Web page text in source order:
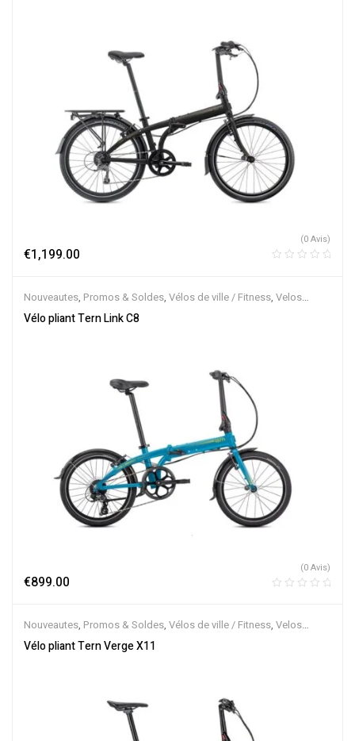
€1,199.00
(0 Avis)
Nouveautes, Promos & Soldes, Vélos de ville / Fitness, Velos
Musculaires,Vélos pliants
Vélo pliant Tern Link C8
€899.00
(0 Avis)
Nouveautes, Promos & Soldes, Vélos de ville / Fitness, Velos
Musculaires,Vélos pliants
Vélo pliant Tern Verge X11